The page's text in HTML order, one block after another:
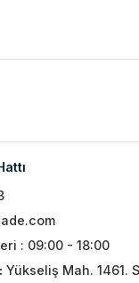
: 09:00 - 18:00
Yükseliş Mah. 1461.